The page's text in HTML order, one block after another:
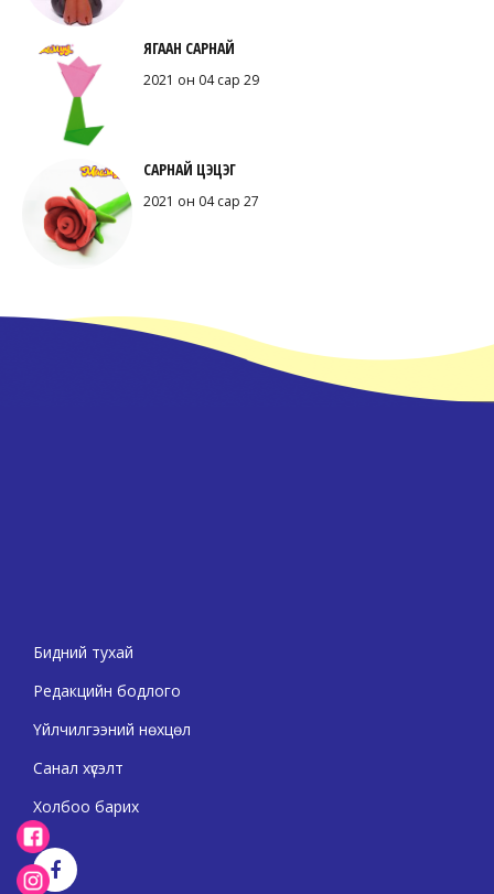
ЯГААН САРНАЙ
2021 он 04 сар 29
САРНАЙ ЦЭЦЭГ
2021 он 04 сар 27
Бидний тухай
Редакцийн бодлого
Үйлчилгээний нөхцөл
Санал хүсэлт
Холбоо барих